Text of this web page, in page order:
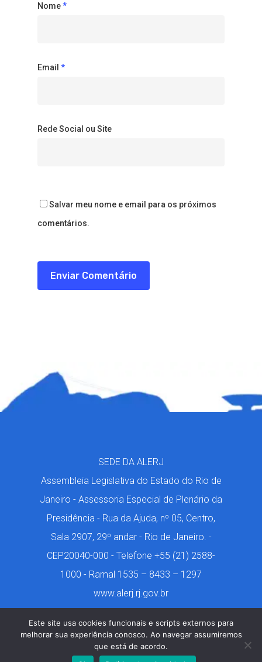
Nome*
Email *
Rede Social ou Site
Salvar meu nome e email para os próximos
comentários.
SEDE DA ALERJ
Assembleia Legislativa do Estado do Rio de
Janeiro - Assessoria Especial de Plenário da
Presidência - Rua da Ajuda, nº 05, Centro,
Sala 2907, 29º andar - Rio de Janeiro. -
CEP20040-000 - Telefone +55 (21) 2588-
1000 - Ramal 1535 – 8433 – 1297
www.alerj.rj.gov.br
Este site usa cookies funcionais e scripts externos para
melhorar sua experiência conosco. Ao navegar assumiremos
que está de acordo.